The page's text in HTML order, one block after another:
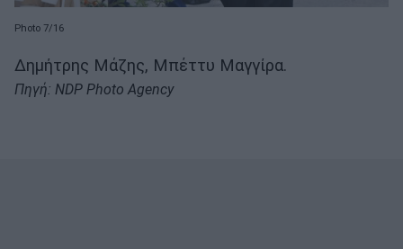
Photo 7/16
Δημήτρης Μάζης, Μπέττυ Μαγγίρα.
Πηγή: NDP Photo Agency